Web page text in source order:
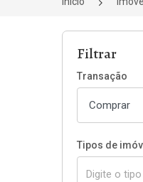
Filtrar
Transação
Tipos de